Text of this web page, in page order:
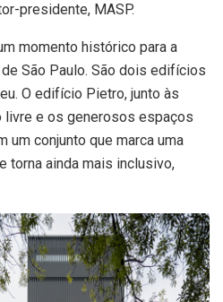
presidente, MASP.
momento histórico para a
São Paulo. São dois edifícios
O edifício Pietro, junto às
livre e os generosos espaços
um conjunto que marca uma
torna ainda mais inclusivo,